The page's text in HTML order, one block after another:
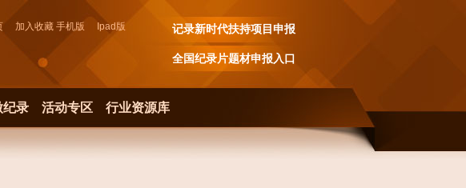
加入收藏 手机版 Ipad 版 记录新时代扶持项目申报
全国纪录片题材申报入口
纪录 活动专区 行业资源库